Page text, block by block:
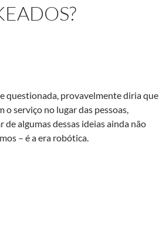
questionada, provavelmente diria que
serviço no lugar das pessoas,
algumas dessas ideias ainda não
– é a era robótica.